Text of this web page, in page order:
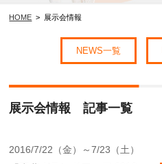
HOME > 展示会情報
NEWS一覧
展示会情報 記事一覧
2016/7/22（金）～7/23（土）